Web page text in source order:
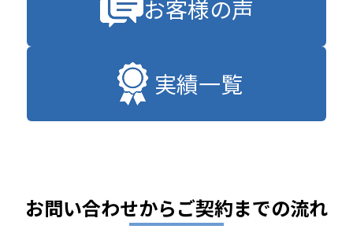
お客様の声
実績一覧
お問い合わせからご契約までの流れ